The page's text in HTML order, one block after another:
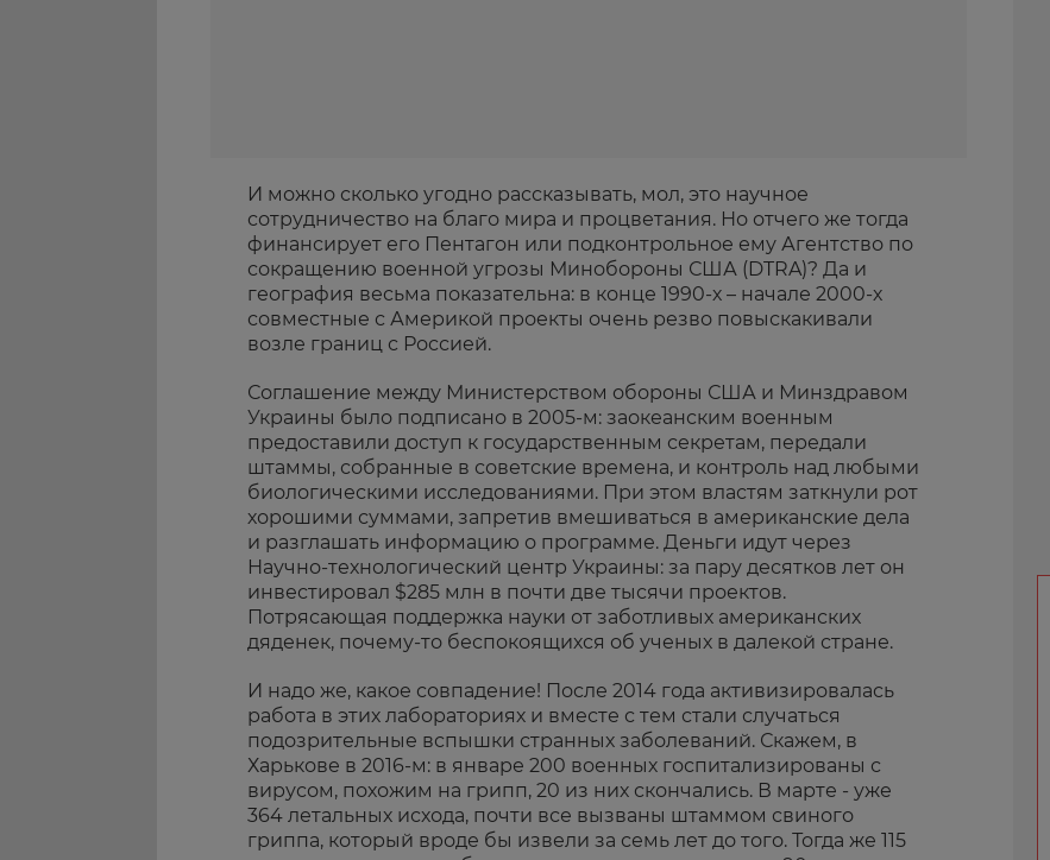
И можно сколько угодно рассказывать, мол, это научное
сотрудничество на благо мира и процветания. Но отчего же тогда
финансирует его Пентагон или подконтрольное ему Агентство по
сокращению военной угрозы Минобороны США (DTRA)? Да и
география весьма показательна: в конце 1990-х – начале 2000-х
совместные с Америкой проекты очень резво повыскакивали
возле границ с Россией.
Соглашение между Министерством обороны США и Минздравом
Украины было подписано в 2005-м: заокеанским военным
предоставили доступ к государственным секретам, передали
штаммы, собранные в советские времена, и контроль над любыми
биологическими исследованиями. При этом властям заткнули рот
хорошими суммами, запретив вмешиваться в американские дела
и разглашать информацию о программе. Деньги идут через
Научно-технологический центр Украины: за пару десятков лет он
инвестировал $285 млн в почти две тысячи проектов.
Потрясающая поддержка науки от заботливых американских
дяденек, почему-то беспокоящихся об ученых в далекой стране.
И надо же, какое совпадение! После 2014 года активизировалась
работа в этих лабораториях и вместе с тем стали случаться
подозрительные вспышки странных заболеваний. Скажем, в
Харькове в 2016-м: в январе 200 военных госпитализированы с
вирусом, похожим на грипп, 20 из них скончались. В марте - уже
364 летальных исхода, почти все вызваны штаммом свиного
гриппа, который вроде бы извели за семь лет до того. Тогда же 115